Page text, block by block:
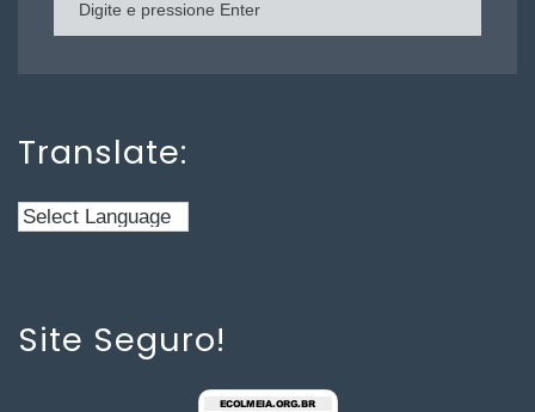
Translate:
Site Seguro!